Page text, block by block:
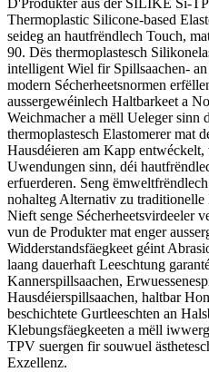
D'Produkter aus der SILIKE Si-
Thermoplastic Silicone-based
seideg an hautfrëndlech Touch,
90. Dës thermoplastesch
intelligent Wiel fir Spillsaachen-
modern Sécherheetsnormen
aussergewéinlech Haltbarkeet a
Weichmacher a mëll Ueleger
thermoplastesch Elastomerer mat
Hausdéieren am Kapp
Uwendungen sinn, déi
erfuerderen. Seng
nohalteg Alternativ zu
Nieft senge Sécherheetsvirdeeler
vun de Produkter mat enger
Widderstandsfäegkeet géint
laang dauerhaft Leeschtung
Kannerspillsaachen,
Hausdéierspillsaachen, haltbar
beschichtete Gurtleeschten an
Klebungsfäegkeeten a mëll
TPV suergen fir souwuel
Exzellenz.